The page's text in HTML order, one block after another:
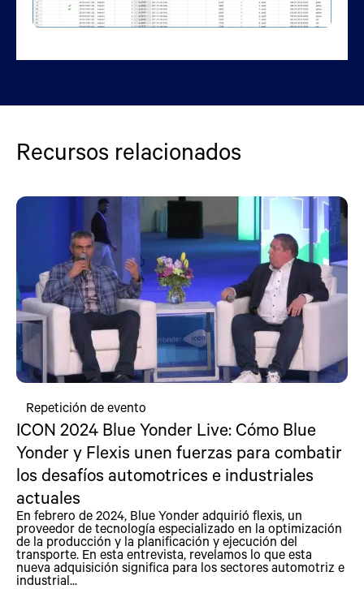
Recursos relacionados
Repetición de evento
ICON 2024 Blue Yonder Live: Cómo Blue
Yonder y Flexis unen fuerzas para combatir
los desafíos automotrices e industriales
actuales
En febrero de 2024, Blue Yonder adquirió flexis, un
proveedor de tecnología especializado en la optimización
de la producción y la planificación y ejecución del
transporte. En esta entrevista, revelamos lo que esta
nueva adquisición significa para los sectores automotriz e
industrial...